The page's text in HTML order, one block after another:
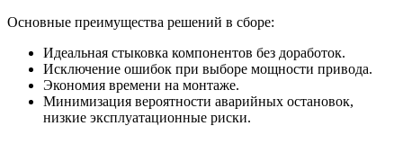
Основные преимущества решений в сборе:
Идеальная стыковка компонентов без доработок.
Исключение ошибок при выборе мощности привода.
Экономия времени на монтаже.
Минимизация вероятности аварийных остановок,
низкие эксплуатационные риски.